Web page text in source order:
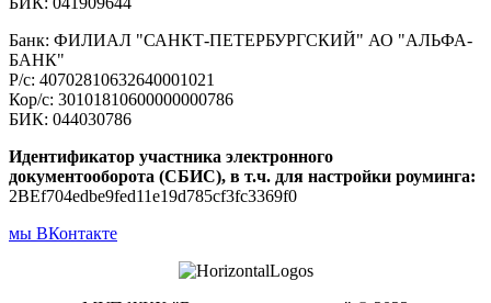
Банк: ФИЛИАЛ "САНКТ-ПЕТЕРБУРГСКИЙ" АО "АЛЬФА-
БАНК"
Р/с: 40702810632640001021
Кор/с: 30101810600000000786
БИК: 044030786
Идентификатор участника электронного
документооборота (СБИС), в т.ч. для настройки роуминга:
2BEf704edbe9fed11e19d785cf3fc3369f0
мы ВКонтакте